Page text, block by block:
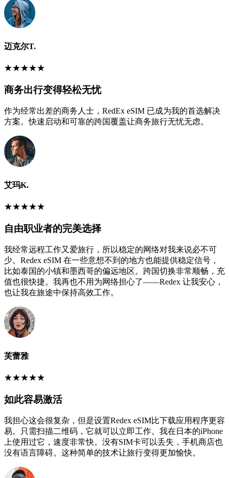
迈克尔T.
★★★★★
商务出行变得轻松无忧
作为经常出差的商务人士，RedEx eSIM 已成为我的首选解决
方案。快速启动和可靠的跨国覆盖让商务旅行无忧无虑。
艾玛K.
★★★★★
自由职业者的完美选择
我经常远程工作又爱旅行，所以稳定的网络对我来说必不可
少。Redex eSIM 在一些意想不到的地方也能提供稳定信号，
比如泰国的小镇和墨西哥的偏远地区。跨国切换非常顺畅，充
值也很快捷。我再也不用为网络担心了——Redex 让我安心，
也让我在旅途中保持高效工作。
芙蕾雅
★★★★★
如此容易激活
我担心这会很复杂，但是设置Redex eSIM比下载应用程序更容
易。只需扫描二维码，它就可以立即工作。我在日本的iPhone
上使用过它，速度非常快。没有SIM卡可以丢失，手机商店也
没有语言障碍。这种简单的技术让旅行变得更加愉快。